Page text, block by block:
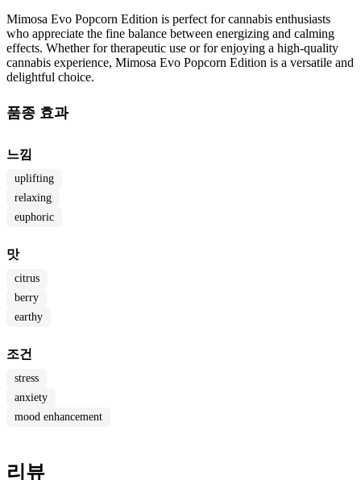
Mimosa Evo Popcorn Edition is perfect for cannabis enthusiasts
who appreciate the fine balance between energizing and calming
effects. Whether for therapeutic use or for enjoying a high-quality
cannabis experience, Mimosa Evo Popcorn Edition is a versatile and
delightful choice.
품종 효과
느낌
uplifting
relaxing
euphoric
맛
citrus
berry
earthy
조건
stress
anxiety
mood enhancement
리뷰